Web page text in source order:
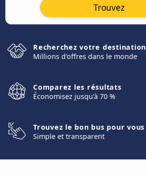
Trouvez
Recherchez votre destination
Millions d'offres dans le monde
Comparez les résultats
Économisez jusqu'à 70 %
Trouvez le bon bus pour vous
Simple et transparent